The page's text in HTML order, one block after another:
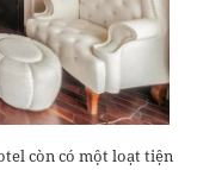
còn có một loạt tiện